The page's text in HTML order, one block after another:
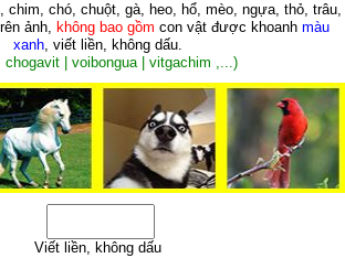
chim, chó, chuột, gà, heo, hổ, mèo, ngựa, thỏ, trâu,
ảnh, không bao gồm con vật được khoanh màu
xanh, viết liền, không dấu.
chogavit | voibongua | vitgachim ,...)
Viết liền, không dấu